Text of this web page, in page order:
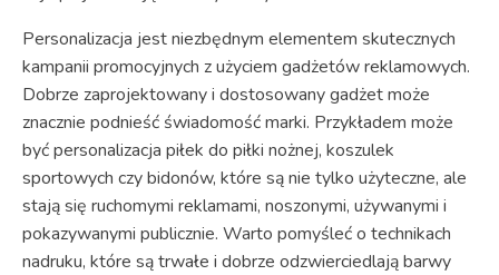
Personalizacja jest niezbędnym elementem skutecznych
kampanii promocyjnych z użyciem gadżetów reklamowych.
Dobrze zaprojektowany i dostosowany gadżet może
znacznie podnieść świadomość marki. Przykładem może
być personalizacja piłek do piłki nożnej, koszulek
sportowych czy bidonów, które są nie tylko użyteczne, ale
stają się ruchomymi reklamami, noszonymi, używanymi i
pokazywanymi publicznie. Warto pomyśleć o technikach
nadruku, które są trwałe i dobrze odzwierciedlają barwy